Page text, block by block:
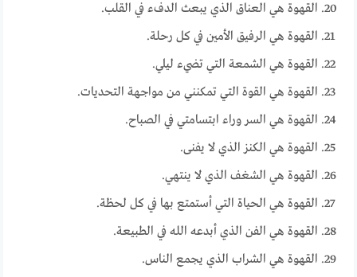
القهوة هي العناق الذي يبعث الدفء في القلب.
القهوة هي الرفيق الأمين في كل رحلة.
القهوة هي الشمعة التي تضيء ليلي.
القهوة هي القوة التي تمكنني من مواجهة التحديات.
القهوة هي السر وراء ابتسامتي في الصباح.
القهوة هي الكنز الذي لا يفنى.
القهوة هي الشغف الذي لا ينتهي.
القهوة هي الحياة التي أستمتع بها في كل لحظة.
القهوة هي الفن الذي أبدعه الله في الطبيعة.
القهوة هي الشراب الذي يجمع الناس.